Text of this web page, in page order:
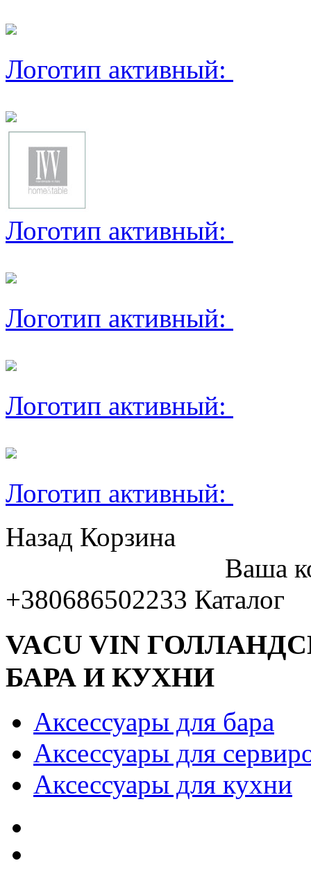
Логотип активный:
Логотип активный:
Логотип активный:
Логотип активный:
Логотип активный:
Назад Корзина
Ваша
+380686502233 Каталог
VACU VIN
БАРА И КУХНИ
Аксессуары для бара
Аксессуары для
Аксессуары для кухни